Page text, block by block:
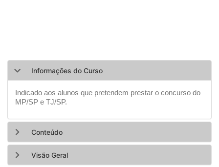
Informações do Curso
Indicado aos alunos que pretendem prestar o concurso do
MP/SP e TJ/SP.
Conteúdo
Visão Geral